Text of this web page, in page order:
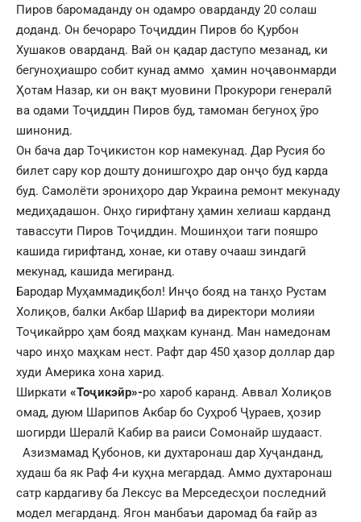
Пиров баромаданду он одамро оварданду 20 солаш
доданд. Он бечораро Тоҷиддин Пиров бо Қурбон
Хушаков оварданд. Вай он қадар даступо мезанад, ки
бегуноҳиашро собит кунад аммо ҳамин ноҷавонмарди
Ҳотам Назар, ки он вақт муовини Прокурори генералӣ
ва одами Тоҷиддин Пиров буд, тамоман бегуноҳ ӯро
шинонид.
Он бача дар Тоҷикистон кор намекунад. Дар Русия бо
билет сару кор дошту донишгоҳро дар онҷо буд карда
буд. Самолёти эрониҳоро дар Украина ремонт мекунаду
медиҳадашон. Онҳо гирифтану ҳамин хелиаш карданд
тавассути Пиров Тоҷиддин. Мошинҳои таги пояшро
кашида гирифтанд, хонае, ки отаву очааш зиндагӣ
мекунад, кашида мегиранд.
Бародар Муҳаммадиқбол! Инҷо бояд на танҳо Рустам
Холиқов, балки Акбар Шариф ва директори молияи
Тоҷикайрро ҳам бояд маҳкам кунанд. Ман намедонам
чаро инҳо маҳкам нест. Рафт дар 450 ҳазор доллар дар
худи Америка хона харид.
Ширкати «Тоҷикэйр»-ро хароб каранд. Аввал Холиқов
омад, дуюм Шарипов Акбар бо Суҳроб Ҷураев, ҳозир
шогирди Шералӣ Кабир ва раиси Сомонайр шудааст.
Азизмамад Қубонов, ки духтаронаш дар Хуҷанданд,
худаш ба як Раф 4-и куҳна мегардад. Аммо духтаронаш
сатр кардагиву ба Лексус ва Мерседесҳои последний
модел мегарданд. Ягон манбаъи даромад ба ғайр аз